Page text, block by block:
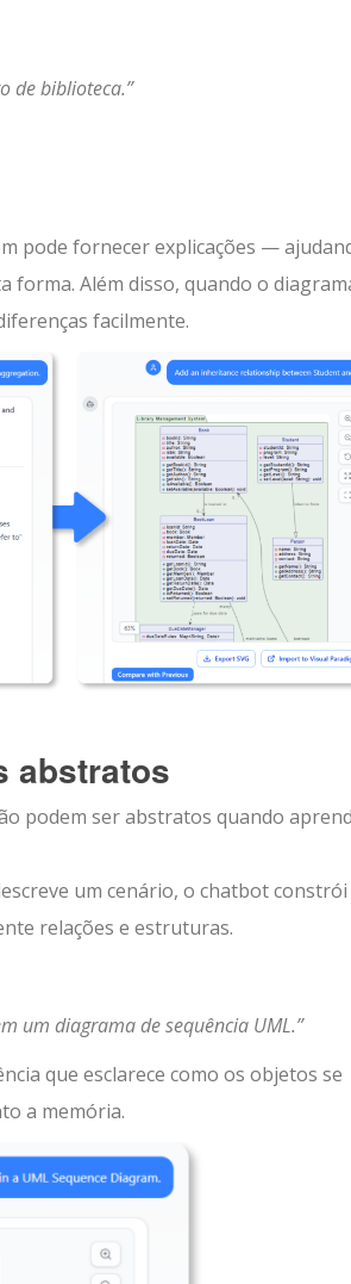
de biblioteca.”
pode fornecer explicações —
forma. Além disso, quando o
facilmente.
abstratos
podem ser abstratos quando
um cenário, o chatbot constrói
relações e estruturas.
um diagrama de sequência UML.”
que esclarece como os objetos se
a memória.